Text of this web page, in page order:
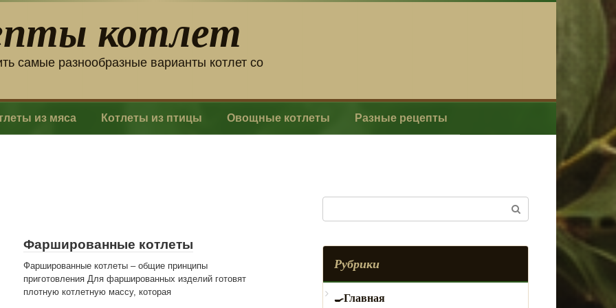
котлет
самые разнообразные варианты котлет со
из мяса Котлеты из птицы Овощные котлеты Разные рецепты
Фаршированные котлеты
Фаршированные котлеты – общие принципы
приготовления Для фаршированных изделий готовят
плотную котлетную массу, которая
Рубрики
Главная